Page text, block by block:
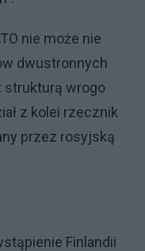
nie może nie
dwustronnych
strukturą wrogo
z kolei rzecznik
przez rosyjską
Finlandii